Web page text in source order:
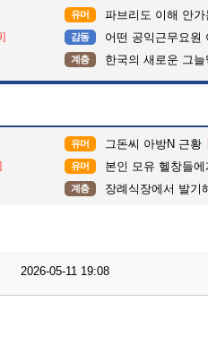
유머 파브리도 이해 안가
감동 어떤 공익근무요원
계층 한국의 새로운 그늘
유머 그돈씨 아방N 근황
유머 본인 모유 헬창들
계층 장례식장에서 발기
2026-05-11 19:08